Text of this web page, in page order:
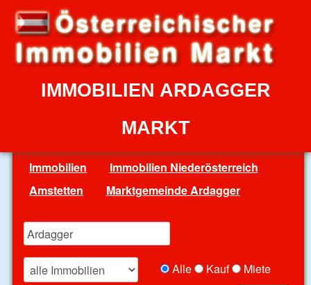
IMMOBILIEN ARDAGGER
MARKT
Immobilien
Immobilien Niederösterreich
Amstetten
Marktgemeinde Ardagger
Alle Kauf Miete